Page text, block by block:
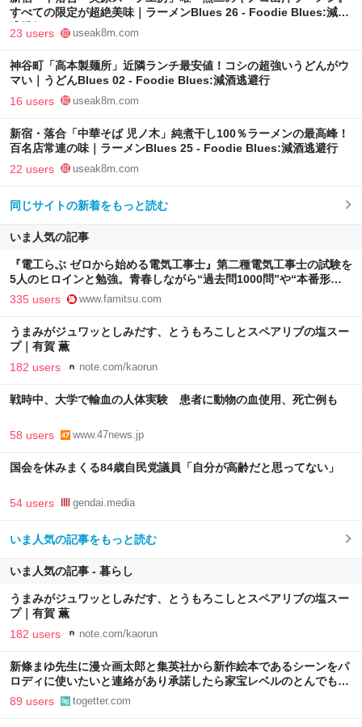
すべての限定が超絶美味｜ラーメンBlues 26 - Foodie Blues:減酒
逃避行
23 users useak8m.com
神谷町「高本製麺所」近隣ランチ最安値！コシの超強いうどんがウ
マい｜うどんBlues 02 - Foodie Blues:減酒逃避行
16 users useak8m.com
新宿・落合「中華そば 児ノ木」純煮干し100％ラーメンの最高峰！
百名店常連の味｜ラーメンBlues 25 - Foodie Blues:減酒逃避行
22 users useak8m.com
同じサイトの新着をもっと読む
いま人気の記事
『電工らぶ ゼロから始める電気工事士』第二種電気工事士の試験を
5人のヒロインと勉強。青春しながら“過去問1000問”や“本番形式
CBT模擬試験”で本格的に学べるノベルゲーム | ゲーム・エンタメ
最新情報のファミ通.com
335 users www.famitsu.com
うまみがジュワッとしみだす、とうもろこしとスペアリブの塩スー
プ｜有賀 薫
182 users note.com/kaorun
戦時中、大学で輸血の人体実験 患者に動物の血使用、死亡例も
58 users www.47news.jp
国会を休みまくる84歳自民党議員「自分が高齢だと思ってない」
54 users gendai.media
いま人気の記事をもっと読む
いま人気の記事 - 暮らし
うまみがジュワッとしみだす、とうもろこしとスペアリブの塩スー
プ｜有賀 薫
182 users note.com/kaorun
新條まゆ先生に漫☆画太郎と集英社から新作絵本であるシーンをパ
ロディに使いたいと連絡があり承諾したら家宝レベルのとんでもな
いものが届いた
89 users togetter.com